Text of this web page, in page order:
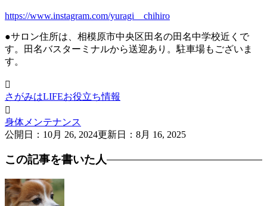
https://www.instagram.com/yuragi__chihiro
●サロン住所は、相模原市中央区田名の田名中学校近くで
す。田名バスターミナルから送迎あり。駐車場もございま
す。

さがみはLIFEお役立ち情報

身体メンテナンス
公開日： 10月 26, 2024更新日： 8月 16, 2025
この記事を書いた人